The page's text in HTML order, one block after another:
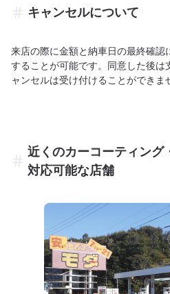
キャンセルについて
来店の際に金額と納車日の最終確
することが可能です。同意した後は
ャンセルは受け付けることができま
近くのカーコーティング
対応可能な店舗